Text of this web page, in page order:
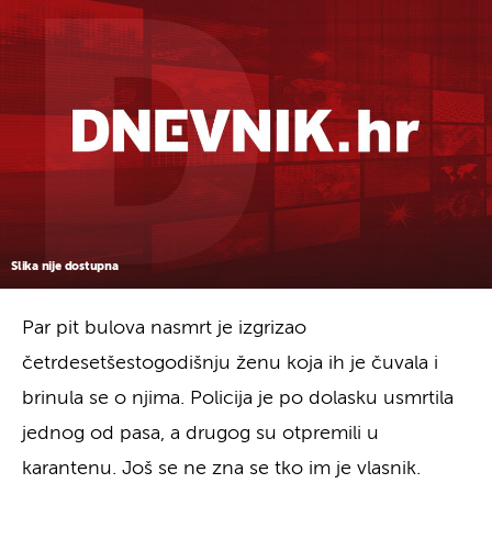
Slika nije dostupna
Par pit bulova nasmrt je izgrizao
četrdesetšestogodišnju ženu koja ih je čuvala i
brinula se o njima. Policija je po dolasku usmrtila
jednog od pasa, a drugog su otpremili u
karantenu. Još se ne zna se tko im je vlasnik.